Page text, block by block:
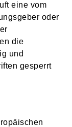
eine vom
oder
die
und
gesperrt